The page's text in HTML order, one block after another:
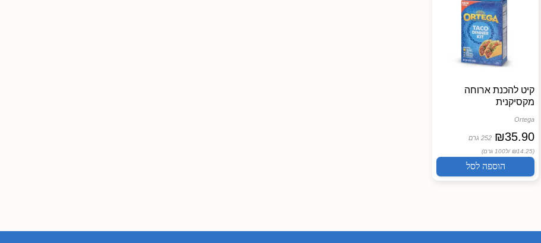
קיט להכנת ארוחה
מקסיקנית
Ortega
₪35.90 252 גרם
(₪14.25 / ל100 גרם)
הוספה לסל